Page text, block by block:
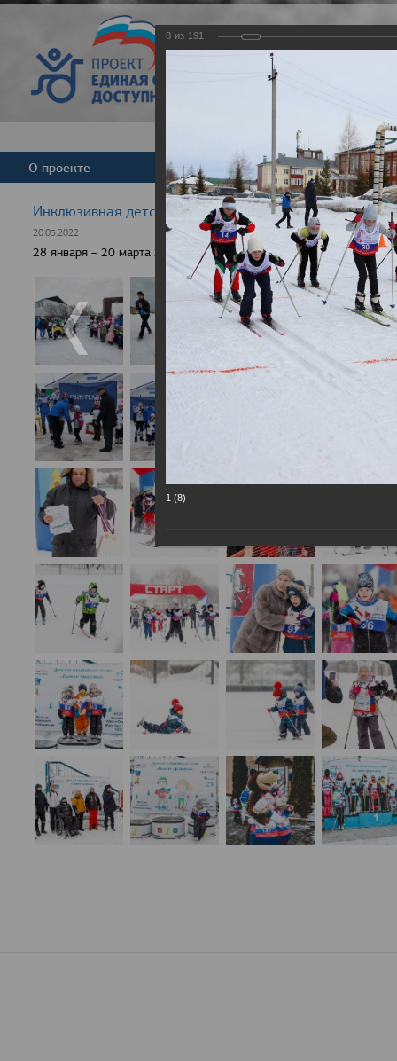
Версия для
О проекте Команда Новости
Инклюзивная детская гонка "Лыжня здоровья" 2022
20.03.2022
28 января – 20 марта 2022 г., 10 населенных пунктов России,
8 из 191
1 (8)